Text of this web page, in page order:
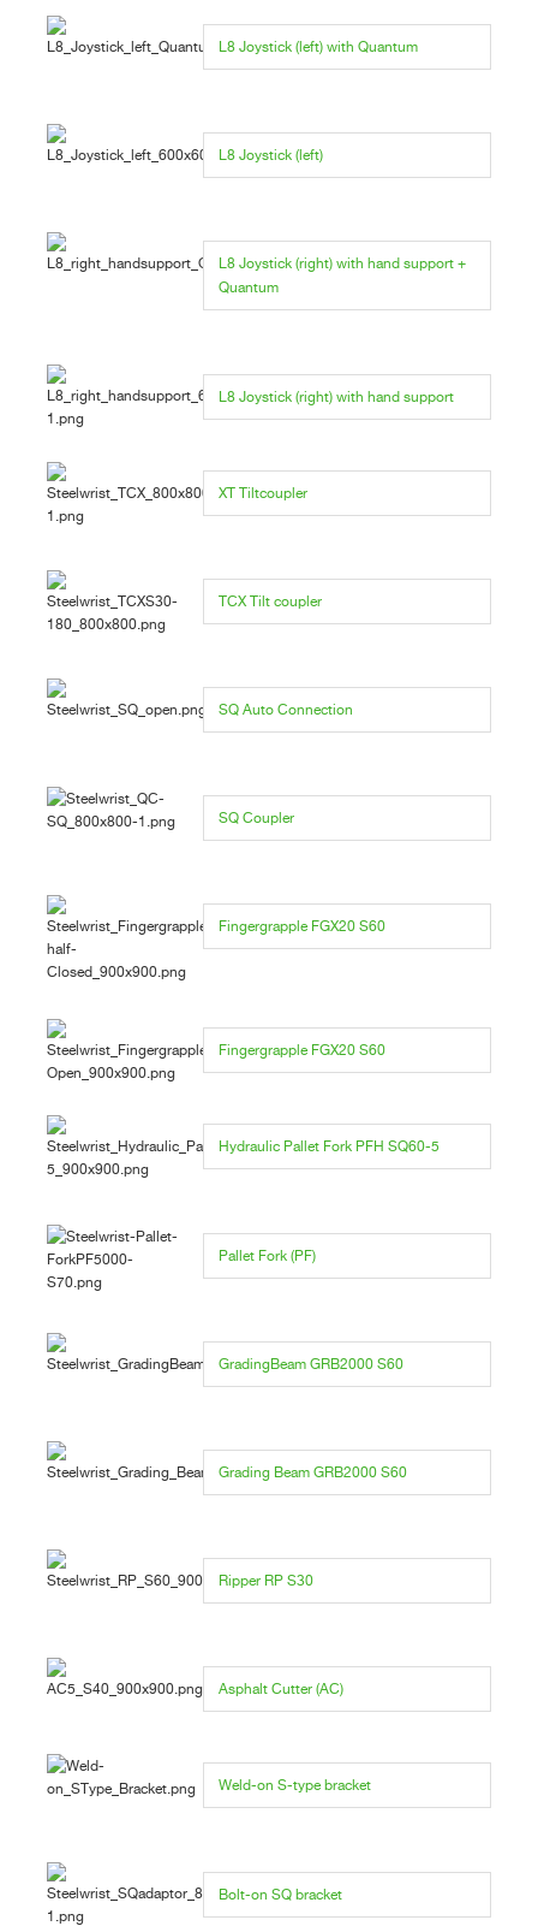
L8 Joystick (left) with Quantum
L8 Joystick (left)
L8 Joystick (right) with hand support +
Quantum
L8 Joystick (right) with hand support
XT Tiltcoupler
TCX Tilt coupler
SQ Auto Connection
SQ Coupler
Fingergrapple FGX20 S60
Fingergrapple FGX20 S60
Hydraulic Pallet Fork PFH SQ60-5
Pallet Fork (PF)
GradingBeam GRB2000 S60
Grading Beam GRB2000 S60
Ripper RP S30
Asphalt Cutter (AC)
Weld-on S-type bracket
Bolt-on SQ bracket